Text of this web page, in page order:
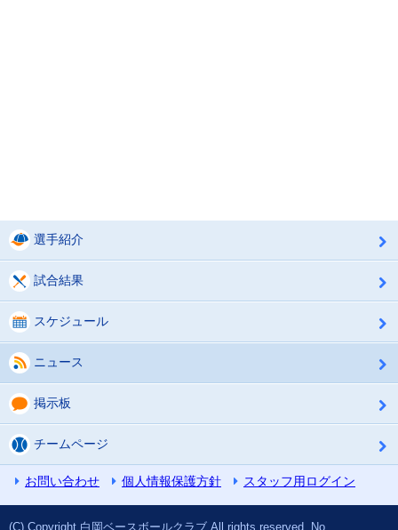
選手紹介
試合結果
スケジュール
ニュース
掲示板
チームページ
お問い合わせ 個人情報保護方針 スタッフ用ログイン